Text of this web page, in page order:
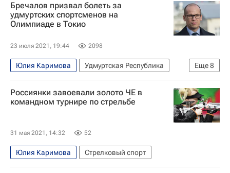
Бречалов призвал болеть за
удмуртских спортсменов на
Олимпиаде в Токио
23 июля 2021, 19:44 2098
Еще8
Юлия Каримова
Удмуртская Республика
Спорт
Олимпийские игры
Токио
Удмуртская Республика (Удмуртия)
Антон Синцов
Россия
Россиянки завоевали золото ЧЕ в
командном турнире по стрельбе
31 мая 2021, 14:32 52
Юлия Каримова Стрелковый спорт